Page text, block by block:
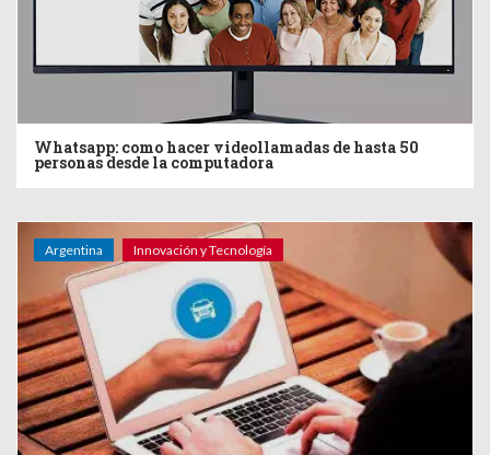
Whatsapp: como hacer videollamadas de hasta 50
personas desde la computadora
Argentina Innovación y Tecnología